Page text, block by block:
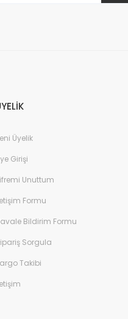
Üyelik
Girişi
Unuttum
Formu
Bildirim Formu
Sorgula
Takibi